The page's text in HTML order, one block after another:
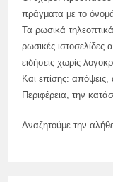
πράγματα με το
Τα ρωσικά
ρωσικές ιστοσελίδες
ειδήσεις χωρίς
Και επίσης: απόψεις,
Περιφέρεια, την
Αναζητούμε την